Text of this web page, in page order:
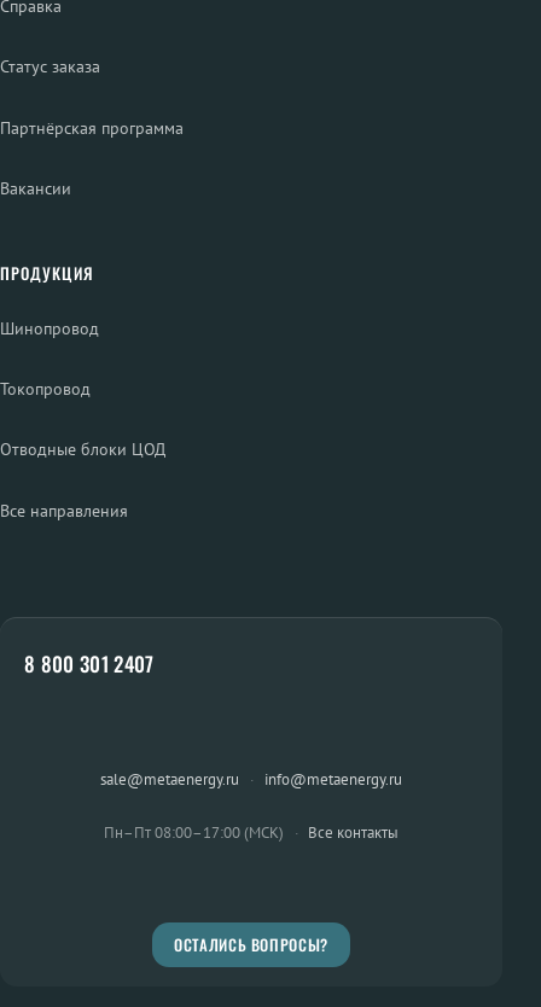
Справка
Статус заказа
Партнёрская программа
Вакансии
ПРОДУКЦИЯ
Шинопровод
Токопровод
Отводные блоки ЦОД
Все направления
8 800 301 2407
sale@metaenergy.ru · info@metaenergy.ru
Пн–Пт 08:00–17:00 (МСК) · Все контакты
ОСТАЛИСЬ ВОПРОСЫ?